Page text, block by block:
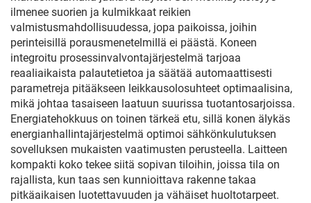
ilmenee suorien ja kulmikkaat reikien
valmistusmahdollisuudessa, jopa paikoissa, joihin
perinteisillä porausmenetelmillä ei päästä. Koneen
integroitu prosessinvalvontajärjestelmä tarjoaa
reaaliaikaista palautetietoa ja säätää automaattisesti
parametreja pitääkseen leikkausolosuhteet optimaalisina,
mikä johtaa tasaiseen laatuun suurissa tuotantosarjoissa.
Energiatehokkuus on toinen tärkeä etu, sillä konen älykäs
energianhallintajärjestelmä optimoi sähkönkulutuksen
sovelluksen mukaisten vaatimusten perusteella. Laitteen
kompakti koko tekee siitä sopivan tiloihin, joissa tila on
rajallista, kun taas sen kunnioittava rakenne takaa
pitkäaikaisen luotettavuuden ja vähäiset huoltotarpeet.